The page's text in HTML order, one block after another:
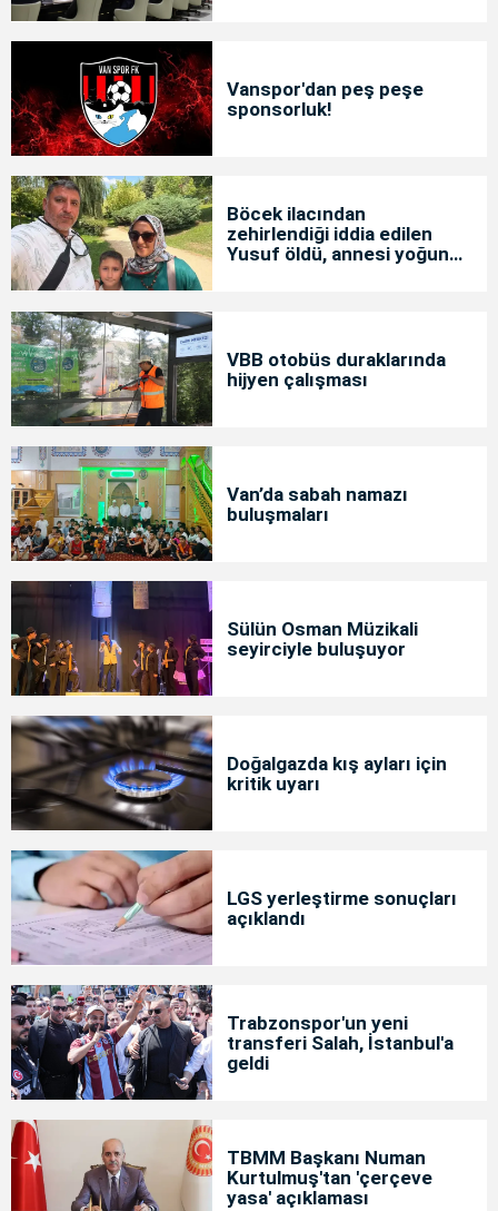
Vanspor'dan peş peşe
sponsorluk!
Böcek ilacından
zehirlendiği iddia edilen
Yusuf öldü, annesi yoğun
VBB otobüs duraklarında
hijyen çalışması
Van’da sabah namazı
buluşmaları
Sülün Osman Müzikali
seyirciyle buluşuyor
Doğalgazda kış ayları için
kritik uyarı
LGS yerleştirme sonuçları
açıklandı
Trabzonspor'un yeni
transferi Salah, İstanbul'a
geldi
TBMM Başkanı Numan
Kurtulmuş'tan 'çerçeve
yasa' açıklaması